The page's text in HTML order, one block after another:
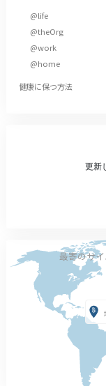
@life
@theOrg
@work
@home
健康に保つ方法
更新
最寄のサ